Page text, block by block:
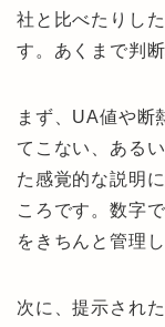
社と比べたりし
す。あくまで判
まず、UA値や断
てこない、ある
た感覚的な説明
ころです。数字
をきちんと管理
次に、提示され